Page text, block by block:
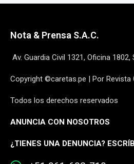
Nota & Prensa S.A.C.
Av. Guardia Civil 1321, Oficina
Copyright ©caretas.pe | Por Revista
Todos los derechos reservados
ANUNCIA CON NOSOTROS
¿TIENES UNA DENUNCIA?